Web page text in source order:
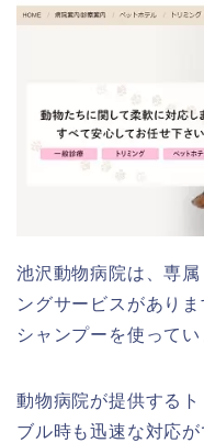
池沢動物病院は、専
ングサービスがあり
シャンプーを使ってい
動物病院が提供する
ブル時も迅速な対応